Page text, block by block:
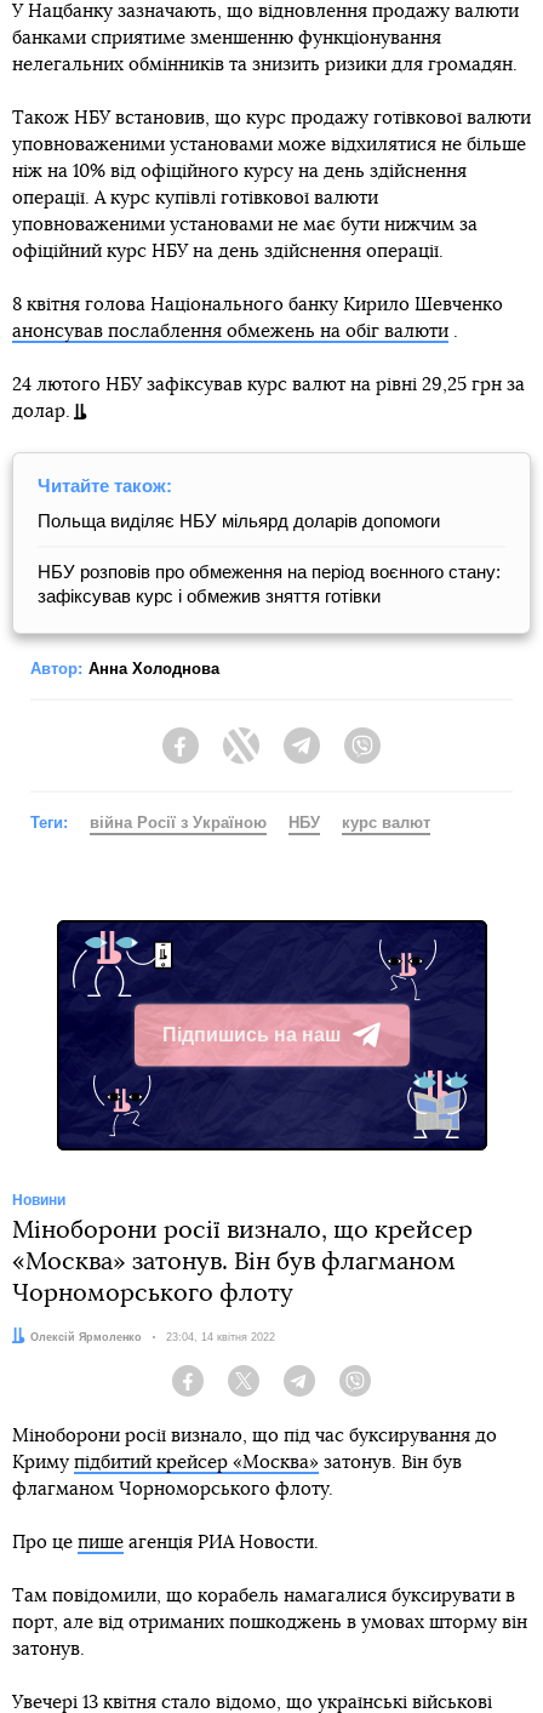
У Нацбанку зазначають, що відновлення продажу валюти
банками сприятиме зменшенню функціонування
нелегальних обмінників та знизить ризики для громадян.
Також НБУ встановив, що курс продажу готівкової валюти
уповноваженими установами може відхилятися не більше
ніж на 10% від офіційного курсу на день здійснення
операції. А курс купівлі готівкової валюти
уповноваженими установами не має бути нижчим за
офіційний курс НБУ на день здійснення операції.
8 квітня голова Національного банку Кирило Шевченко
анонсував послаблення обмежень на обіг валюти .
24 лютого НБУ зафіксував курс валют на рівні 29,25 грн за
долар.
Читайте також:
Польща виділяє НБУ мільярд доларів допомоги
НБУ розповів про обмеження на період воєнного стану:
зафіксував курс і обмежив зняття готівки
Автор: Анна Холоднова
FacebookTwitter Telegram
Теги: війна Росії з Україною НБУ курс валют
Підпишись на наш
Telegram
Новини
Міноборони росії визнало, що крейсер
«Москва» затонув. Він був флагманом
Чорноморського флоту
Автор:
Олексій Ярмоленко Дата:
23:04, 14 квітня 2022
Facebook Twitter Telegram
Міноборони росії визнало, що під час буксирування до
Криму підбитий крейсер «Москва» затонув. Він був
флагманом Чорноморського флоту.
Про це пише агенція РИА Новости.
Там повідомили, що корабель намагалися буксирувати в
порт, але від отриманих пошкоджень в умовах шторму він
затонув.
Увечері 13 квітня стало відомо, що українські військові